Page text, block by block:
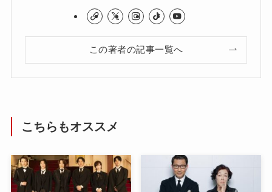
この著者の記事一覧へ
こちらもオススメ